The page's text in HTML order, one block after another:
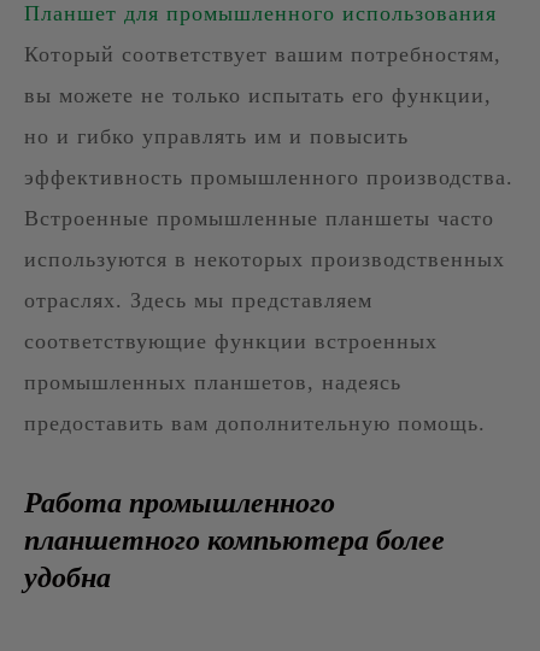
Планшет для промышленного использования
Который соответствует вашим потребностям,
вы можете не только испытать его функции,
но и гибко управлять им и повысить
эффективность промышленного производства.
Встроенные промышленные планшеты часто
используются в некоторых производственных
отраслях. Здесь мы представляем
соответствующие функции встроенных
промышленных планшетов, надеясь
предоставить вам дополнительную помощь.
Работа промышленного
планшетного компьютера более
удобна